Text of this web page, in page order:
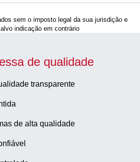
isento de
sem o imposto legal da sua jurisdição e
indicação em contrário
de qualidade
transparente
de alta qualidade